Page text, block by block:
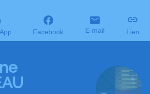
Facebook E-mail Lien